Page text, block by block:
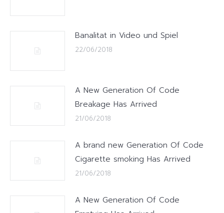
Banalitat in Video und Spiel
22/06/2018
A New Generation Of Code
Breakage Has Arrived
21/06/2018
A brand new Generation Of Code
Cigarette smoking Has Arrived
21/06/2018
A New Generation Of Code